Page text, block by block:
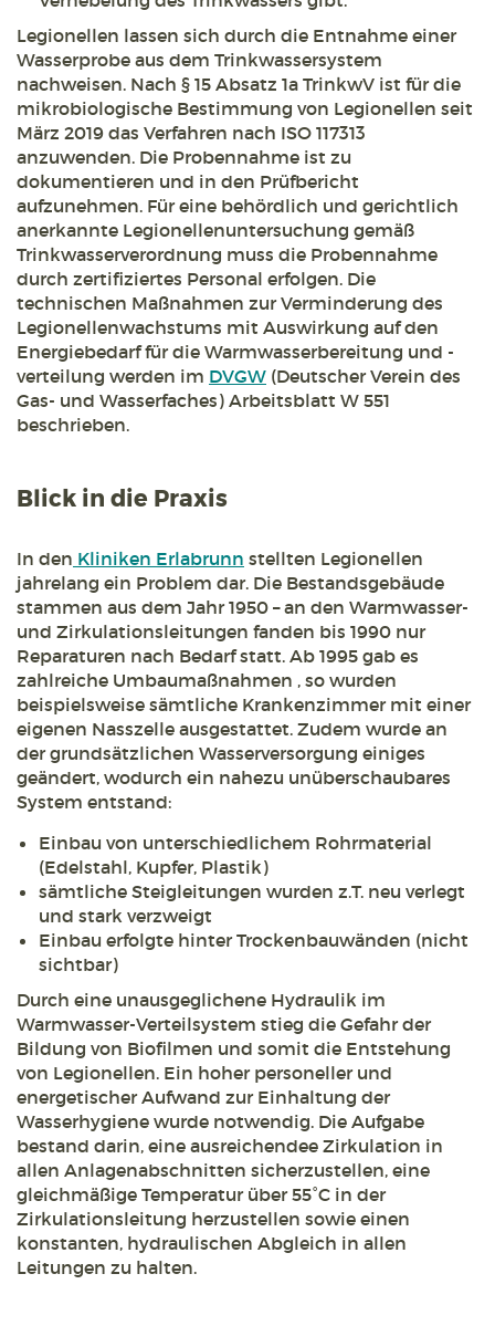
Legionellen lassen sich durch die Entnahme einer
Wasserprobe aus dem Trinkwassersystem
nachweisen. Nach § 15 Absatz 1a TrinkwV ist für die
mikrobiologische Bestimmung von Legionellen seit
März 2019 das Verfahren nach ISO 117313
anzuwenden. Die Probennahme ist zu
dokumentieren und in den Prüfbericht
aufzunehmen. Für eine behördlich und gerichtlich
anerkannte Legionellenuntersuchung gemäß
Trinkwasserverordnung muss die Probennahme
durch zertifiziertes Personal erfolgen. Die
technischen Maßnahmen zur Verminderung des
Legionellenwachstums mit Auswirkung auf den
Energiebedarf für die Warmwasserbereitung und -
verteilung werden im DVGW (Deutscher Verein des
Gas- und Wasserfaches) Arbeitsblatt W 551
beschrieben.
Blick in die Praxis
In den Kliniken Erlabrunn stellten Legionellen
jahrelang ein Problem dar. Die Bestandsgebäude
stammen aus dem Jahr 1950 – an den Warmwasser-
und Zirkulationsleitungen fanden bis 1990 nur
Reparaturen nach Bedarf statt. Ab 1995 gab es
zahlreiche Umbaumaßnahmen , so wurden
beispielsweise sämtliche Krankenzimmer mit einer
eigenen Nasszelle ausgestattet. Zudem wurde an
der grundsätzlichen Wasserversorgung einiges
geändert, wodurch ein nahezu unüberschaubares
System entstand:
Einbau von unterschiedlichem Rohrmaterial
(Edelstahl, Kupfer, Plastik)
sämtliche Steigleitungen wurden z.T. neu verlegt
und stark verzweigt
Einbau erfolgte hinter Trockenbauwänden (nicht
sichtbar)
Durch eine unausgeglichene Hydraulik im
Warmwasser-Verteilsystem stieg die Gefahr der
Bildung von Biofilmen und somit die Entstehung
von Legionellen. Ein hoher personeller und
energetischer Aufwand zur Einhaltung der
Wasserhygiene wurde notwendig. Die Aufgabe
bestand darin, eine ausreichendee Zirkulation in
allen Anlagenabschnitten sicherzustellen, eine
gleichmäßige Temperatur über 55°C in der
Zirkulationsleitung herzustellen sowie einen
konstanten, hydraulischen Abgleich in allen
Leitungen zu halten.